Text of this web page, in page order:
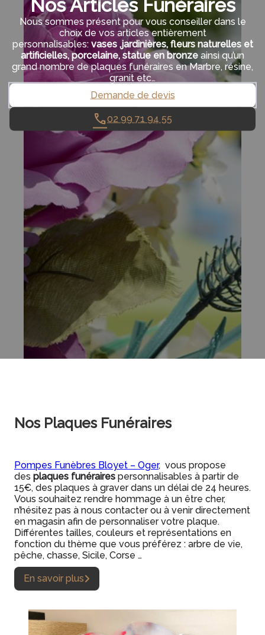
Nos Articles Funéraires
Nous sommes présent pour vous conseiller dans le
choix de vos articles entièrement
personnalisables: vases ,jardinières, fleurs naturelles et
artificielles, porcelaine, statue en bronze ainsi qu’un
grand nombre de plaques funéraires en Marbre, résine,
granit etc…
Demande de devis
02 99 71 94 55
Nos Plaques Funéraires
Pompes Funèbres Bloyet – Oger, vous propose
des plaques funéraires personnalisables à partir de
15€, des plaques à graver dans un délai de 24 heures.
Vous souhaitez rendre hommage à un être cher,
n’hésitez pas à nous contacter ou à venir directement
en magasin afin de personnaliser votre plaque.
Différentes tailles, couleurs et représentations en
fonction du thème que vous préférez : arbre de vie,
pêche, chasse, Sicile, Corse …
En savoir plus